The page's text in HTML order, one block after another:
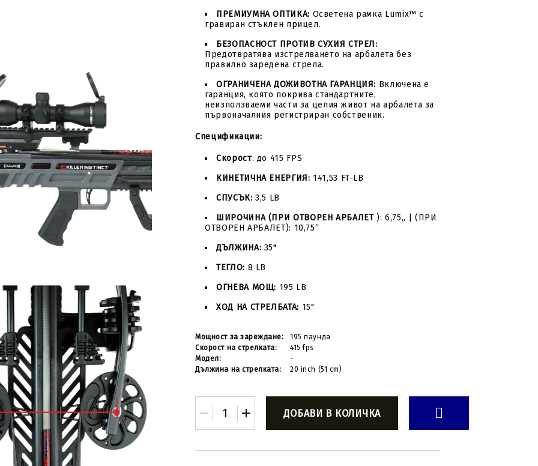
ПРЕМИУМНА ОПТИКА: Осветена рамка Lumix™ с
гравиран стъклен прицел.
БЕЗОПАСНОСТ ПРОТИВ СУХИЯ СТРЕЛ:
Предотвратява изстрелването на арбалета без
правилно заредена стрела.
ОГРАНИЧЕНА ДОЖИВОТНА ГАРАНЦИЯ: Включена е
гаранция, която покрива стандартните,
неизползваеми части за целия живот на арбалета за
първоначалния регистриран собственик.
Спецификации:
Скорост: до 415 FPS
КИНЕТИЧНА ЕНЕРГИЯ: 141,53 FT-LB
СПУСЪК: 3,5 LB
ШИРОЧИНА (ПРИ ОТВОРЕН АРБАЛЕТ): 6,75„ | (ПРИ
ОТВОРЕН АРБАЛЕТ): 10,75“
ДЪЛЖИНА: 35"
ТЕГЛО: 8 LB
ОГНЕВА МОЩ: 195 LB
ХОД НА СТРЕЛБАТА: 15"
Мощност за зареждане:
195 паунда
Скорост на стрелката:
415 fps
Модел:
-
Дължина на стрелката:
20 inch (51 cm)